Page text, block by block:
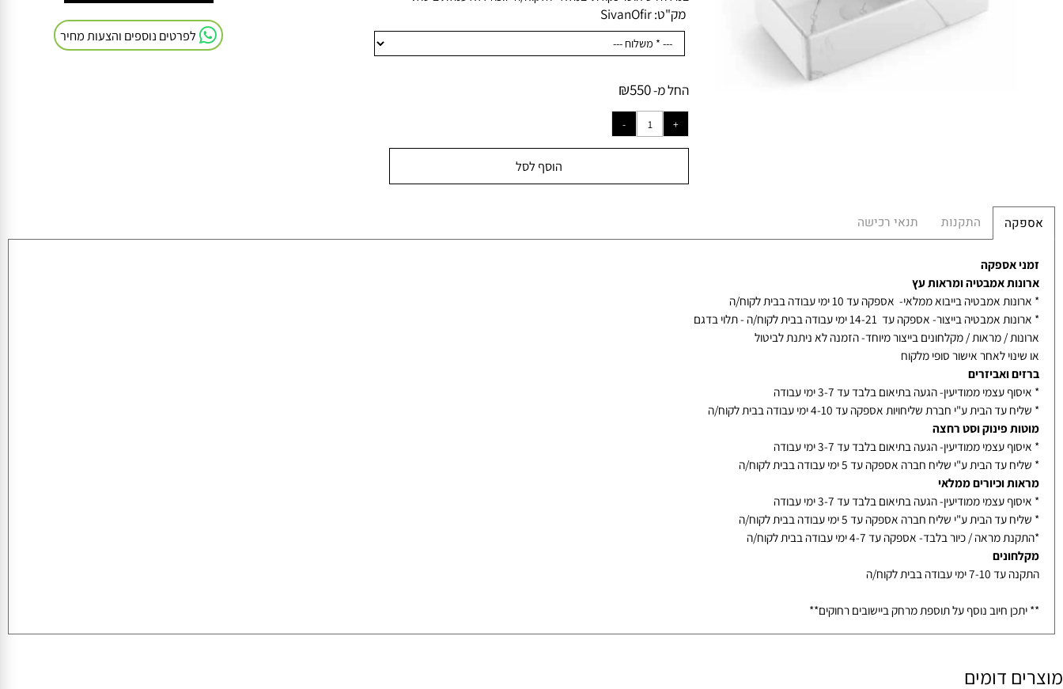
במידה ויש חוסר נקודתי במלאי- הלקוח/ה יזוכה ללא עמלת ביטול.
מק"ט:SivanOfir
החל מ- ₪550
הוסף לסל
לפרטים נוספים והצעות מחיר
אספקה
אמבטיה ומראות עץ
אמבטיה בייבוא ממלאי- אספקה עד 10 ימי עבודה בבית לקוח/ה
בייצור- אספקה עד 14-21 ימי עבודה בבית לקוח/ה - תלוי בדגם
/ מראות / מקלחונים בייצור מיוחד- הזמנה לא ניתנת לביטול
לאחר אישור סופי מלקוח
ואביזרים
עצמי ממודיעין- הגעה בתיאום בלבד עד 3-7 ימי עבודה
הבית ע"י חברת שליחויות אספקה עד 4-10 ימי עבודה בבית לקוח/ה
פינוק וסט רחצה
עצמי ממודיעין- הגעה בתיאום בלבד עד 3-7 ימי עבודה
הבית ע"י שליח חברה אספקה עד 5 ימי עבודה בבית לקוח/ה
וכיורים ממלאי
עצמי ממודיעין- הגעה בתיאום בלבד עד 3-7 ימי עבודה
הבית ע"י שליח חברה אספקה עד 5 ימי עבודה בבית לקוח/ה
/ כיור בלבד- אספקה עד 4-7 ימי עבודה בבית לקוח/ה
עבודה בבית לקוח/ה